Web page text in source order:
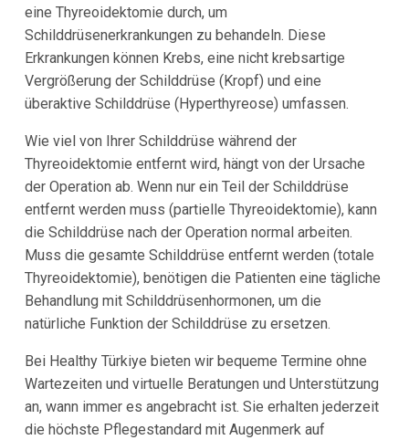
eine Thyreoidektomie durch, um
Schilddrüsenerkrankungen zu behandeln. Diese
Erkrankungen können Krebs, eine nicht krebsartige
Vergrößerung der Schilddrüse (Kropf) und eine
überaktive Schilddrüse (Hyperthyreose) umfassen.
Wie viel von Ihrer Schilddrüse während der
Thyreoidektomie entfernt wird, hängt von der Ursache
der Operation ab. Wenn nur ein Teil der Schilddrüse
entfernt werden muss (partielle Thyreoidektomie), kann
die Schilddrüse nach der Operation normal arbeiten.
Muss die gesamte Schilddrüse entfernt werden (totale
Thyreoidektomie), benötigen die Patienten eine tägliche
Behandlung mit Schilddrüsenhormonen, um die
natürliche Funktion der Schilddrüse zu ersetzen.
Bei Healthy Türkiye bieten wir bequeme Termine ohne
Wartezeiten und virtuelle Beratungen und Unterstützung
an, wann immer es angebracht ist. Sie erhalten jederzeit
die höchste Pflegestandard mit Augenmerk auf